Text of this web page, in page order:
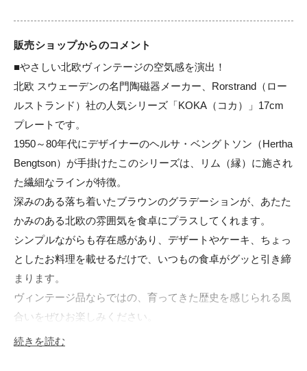
販売ショップからのコメント
■やさしい北欧ヴィンテージの空気感を演出！
北欧 スウェーデンの名門陶磁器メーカー、Rorstrand（ロー
ルストランド）社の人気シリーズ「KOKA（コカ）」17cm
プレートです。
1950～80年代にデザイナーのヘルサ・ベングトソン（Hertha
Bengtson）が手掛けたこのシリーズは、リム（縁）に施され
た繊細なラインが特徴。
深みのある落ち着いたブラウンのグラデーションが、あたた
かみのある北欧の雰囲気を食卓にプラスしてくれます。
シンプルながらも存在感があり、デザートやケーキ、ちょっ
としたお料理を載せるだけで、いつもの食卓がグッと引き締
まります。
ヴィンテージ品ならではの、育ってきた歴史を感じられる風
合いをぜひお楽しみください。
続きを読む